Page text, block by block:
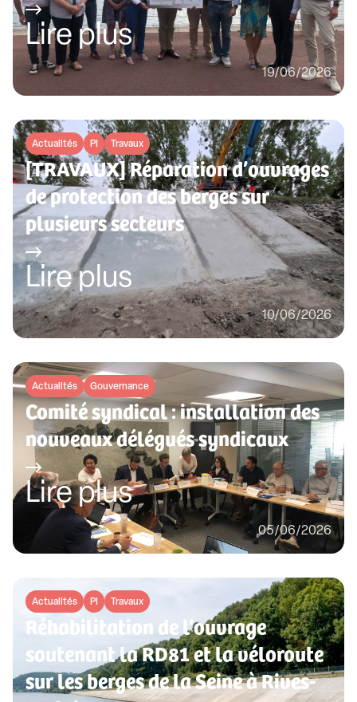
Lire plus
19/06/2026
Actualités PI Travaux
[TRAVAUX] Réparation d’ouvrages
de protection des berges sur
plusieurs secteurs
Lire plus
10/06/2026
Actualités Gouvernance
Comité syndical : installation des
nouveaux délégués syndicaux
Lire plus
05/06/2026
Actualités PI Travaux
Réhabilitation de l’ouvrage
soutenant la RD81 et la véloroute
sur les berges de la Seine à Rives-